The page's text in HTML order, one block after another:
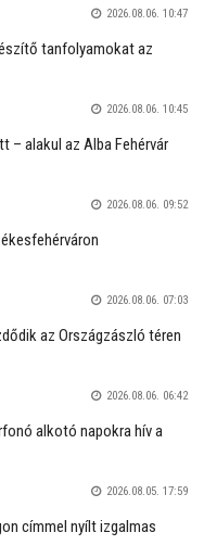
2026.08.06. 10:47
tanfolyamokat az
2026.08.06. 10:45
– alakul az Alba Fehérvár
2026.08.06. 09:52
2026.08.06. 07:03
az Országzászló téren
2026.08.06. 06:42
alkotó napokra hív a
2026.08.05. 17:59
címmel nyílt izgalmas